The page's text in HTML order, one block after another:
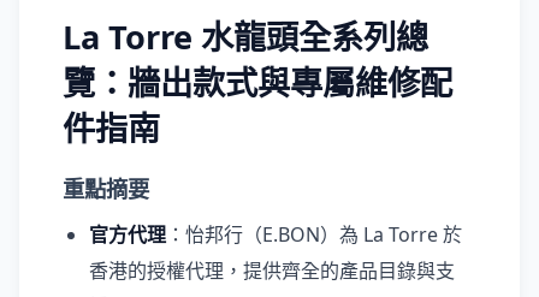
La Torre 水龍頭全系列總
覽：牆出款式與專屬維修配
件指南
重點摘要
官方代理 ：怡邦行（E.BON）為 La Torre 於
香港的授權代理，提供齊全的產品目錄與支